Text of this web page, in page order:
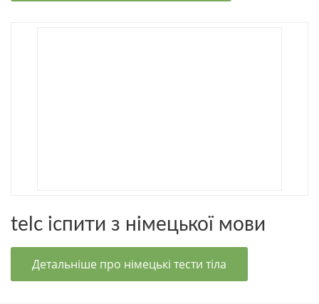
telc іспити з німецької мови
Детальніше про німецькі тести тіла